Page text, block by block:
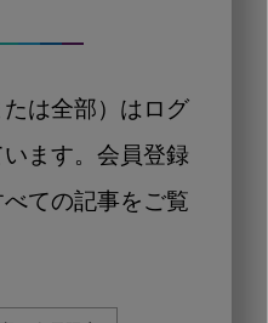
は全部）はログ
ます。会員登録
ての記事をご覧